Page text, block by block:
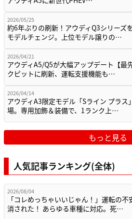
2026/05/25
約6年ぶりの刷新！アウディQ3シリーズ
モデルチェンジ。上位モデル譲りの…
2026/04/21
アウディA5/Q5が大幅アップデート【最
クピットに刷新、運転支援機能も…
2026/04/14
アウディA3限定モデル「Sライン プラス
場。専用加飾＆装備で、1ランク上…
もっと見る
人気記事ランキング(全体)
2026/08/04
「コレめっちゃいいじゃん！」運転の不
消された！ あらゆる車種に対応。死…